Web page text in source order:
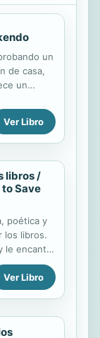
un
de casa,
un
por
bigote y
Holmes,
misterio
Ver Libro
libros /
Save
poética y
los libros.
le encanta
el
en
Un día,
nadie
la
Ver Libro